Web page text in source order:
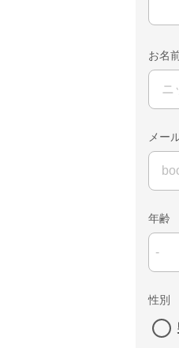
お名
メー
年齢
性別